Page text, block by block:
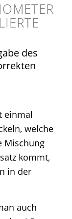
des
einmal
welche
Mischung
kommt,
in der
auch